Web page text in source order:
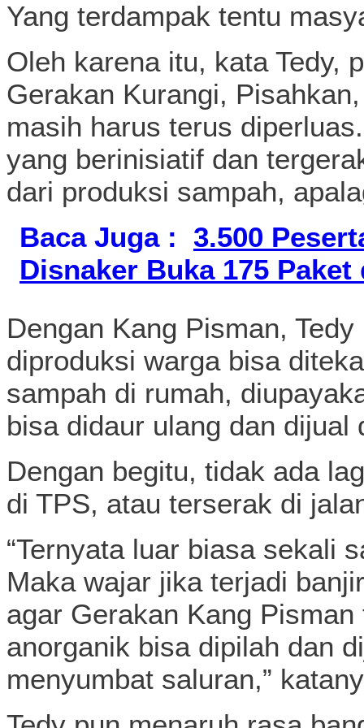
Yang terdampak tentu
Oleh karena itu, kata Tedy,
Gerakan Kurangi,
masih harus terus
yang berinisiatif dan
dari produksi sampah,
Baca Juga :
3.500
Disnaker Buka 175
Dengan Kang Pisman,
diproduksi warga bisa
sampah di rumah,
bisa didaur ulang dan dijual
Dengan begitu, tidak ada
di TPS, atau terserak di
“Ternyata luar biasa sekali
Maka wajar jika terjadi
agar Gerakan Kang
anorganik bisa dipilah dan
menyumbat saluran,”